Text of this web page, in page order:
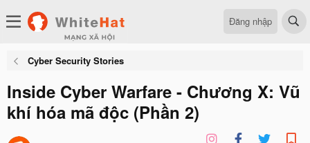
Đăng nhập
Cyber Security Stories
Inside Cyber Warfare - Chương X: Vũ
khí hóa mã độc (Phần 2)